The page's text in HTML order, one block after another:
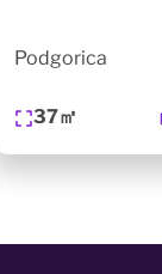
Podgorica
37㎡